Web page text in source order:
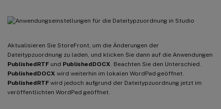
Aktualisieren Sie StoreFront, um die Änderungen der
Dateitypzuordnung zu laden, und klicken Sie dann auf die Anwendungen
PublishedRTF und PublishedDOCX . Beachten Sie den Unterschied.
PublishedDOCX wird weiterhin im lokalen WordPad geöffnet.
PublishedRTF wird jedoch aufgrund der Dateitypzuordnung jetzt im
veröffentlichten WordPad geöffnet.